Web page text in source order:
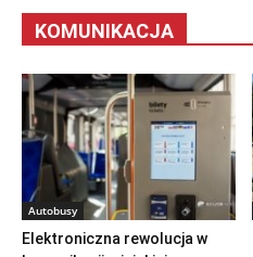
KOMUNIKACJA
Autobusy
Elektroniczna rewolucja w